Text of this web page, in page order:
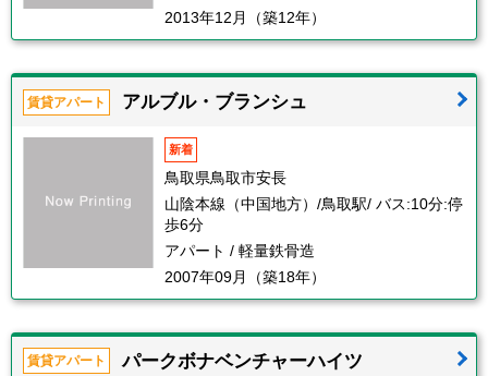
2013年12月（築12年）
賃貸アパート アルブル・ブランシュ
新着
鳥取県鳥取市安長
山陰本線（中国地方）/鳥取駅/ バス:10分:停
歩6分
アパート / 軽量鉄骨造
2007年09月（築18年）
賃貸アパート パークボナベンチャーハイツ